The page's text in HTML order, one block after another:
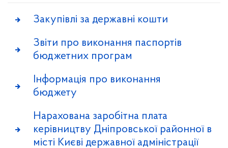
Закупівлі за державні кошти
Звіти про виконання паспортів
бюджетних програм
Інформація про виконання
бюджету
Нарахована заробітна плата
керівництву Дніпровської районної в
місті Києві державної адміністрації